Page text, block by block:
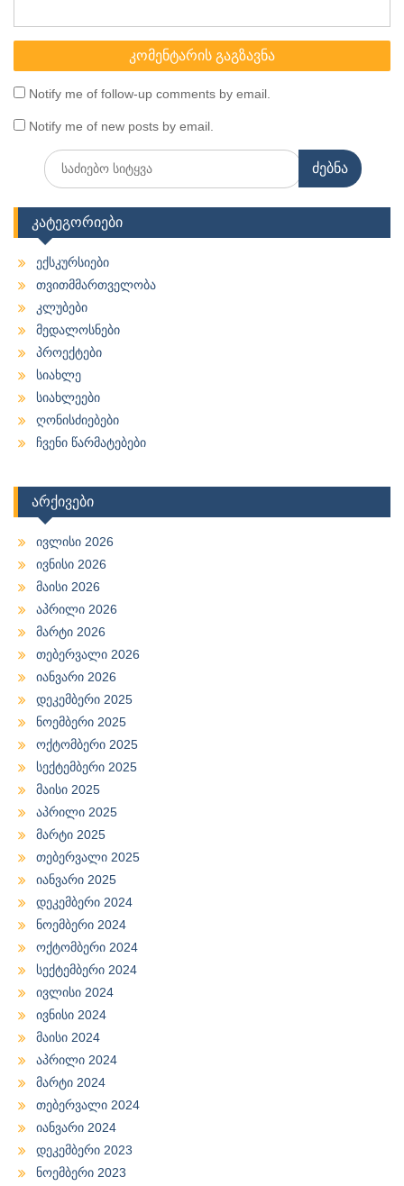
Notify me of follow-up comments by email.
Notify me of new posts by email.
Search
for:
კატეგორიები
ექსკურსიები
თვითმმართველობა
კლუბები
მედალოსნები
პროექტები
სიახლე
სიახლეები
ღონისძიებები
ჩვენი წარმატებები
არქივები
ივლისი 2026
ივნისი 2026
მაისი 2026
აპრილი 2026
მარტი 2026
თებერვალი 2026
იანვარი 2026
დეკემბერი 2025
ნოემბერი 2025
ოქტომბერი 2025
სექტემბერი 2025
მაისი 2025
აპრილი 2025
მარტი 2025
თებერვალი 2025
იანვარი 2025
დეკემბერი 2024
ნოემბერი 2024
ოქტომბერი 2024
სექტემბერი 2024
ივლისი 2024
ივნისი 2024
მაისი 2024
აპრილი 2024
მარტი 2024
თებერვალი 2024
იანვარი 2024
დეკემბერი 2023
ნოემბერი 2023